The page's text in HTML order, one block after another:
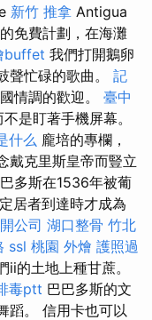
新竹 推拿 Antigua
免費計劃，在海灘
buffet 我們打開鵝卵
聲忙碌的歌曲。 記
情調的歡迎。 臺中
是盯著手機屏幕。
什么 龐培的專欄，
戴克里斯皇帝而豎立
多斯在1536年被葡
居者到達時才成為
公司 湖口整骨 竹北
ssl 桃園 外燴 護照過
ii的土地上種甘蔗。
毒ptt 巴巴多斯的文
蹈。 信用卡也可以